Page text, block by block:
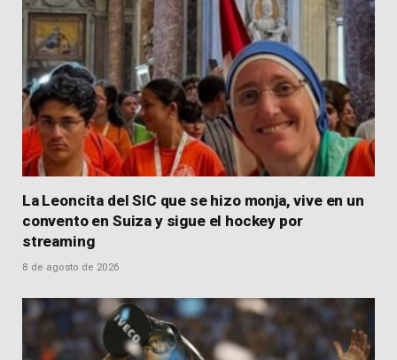
La Leoncita del SIC que se hizo monja, vive en un
convento en Suiza y sigue el hockey por
streaming
8 de agosto de 2026